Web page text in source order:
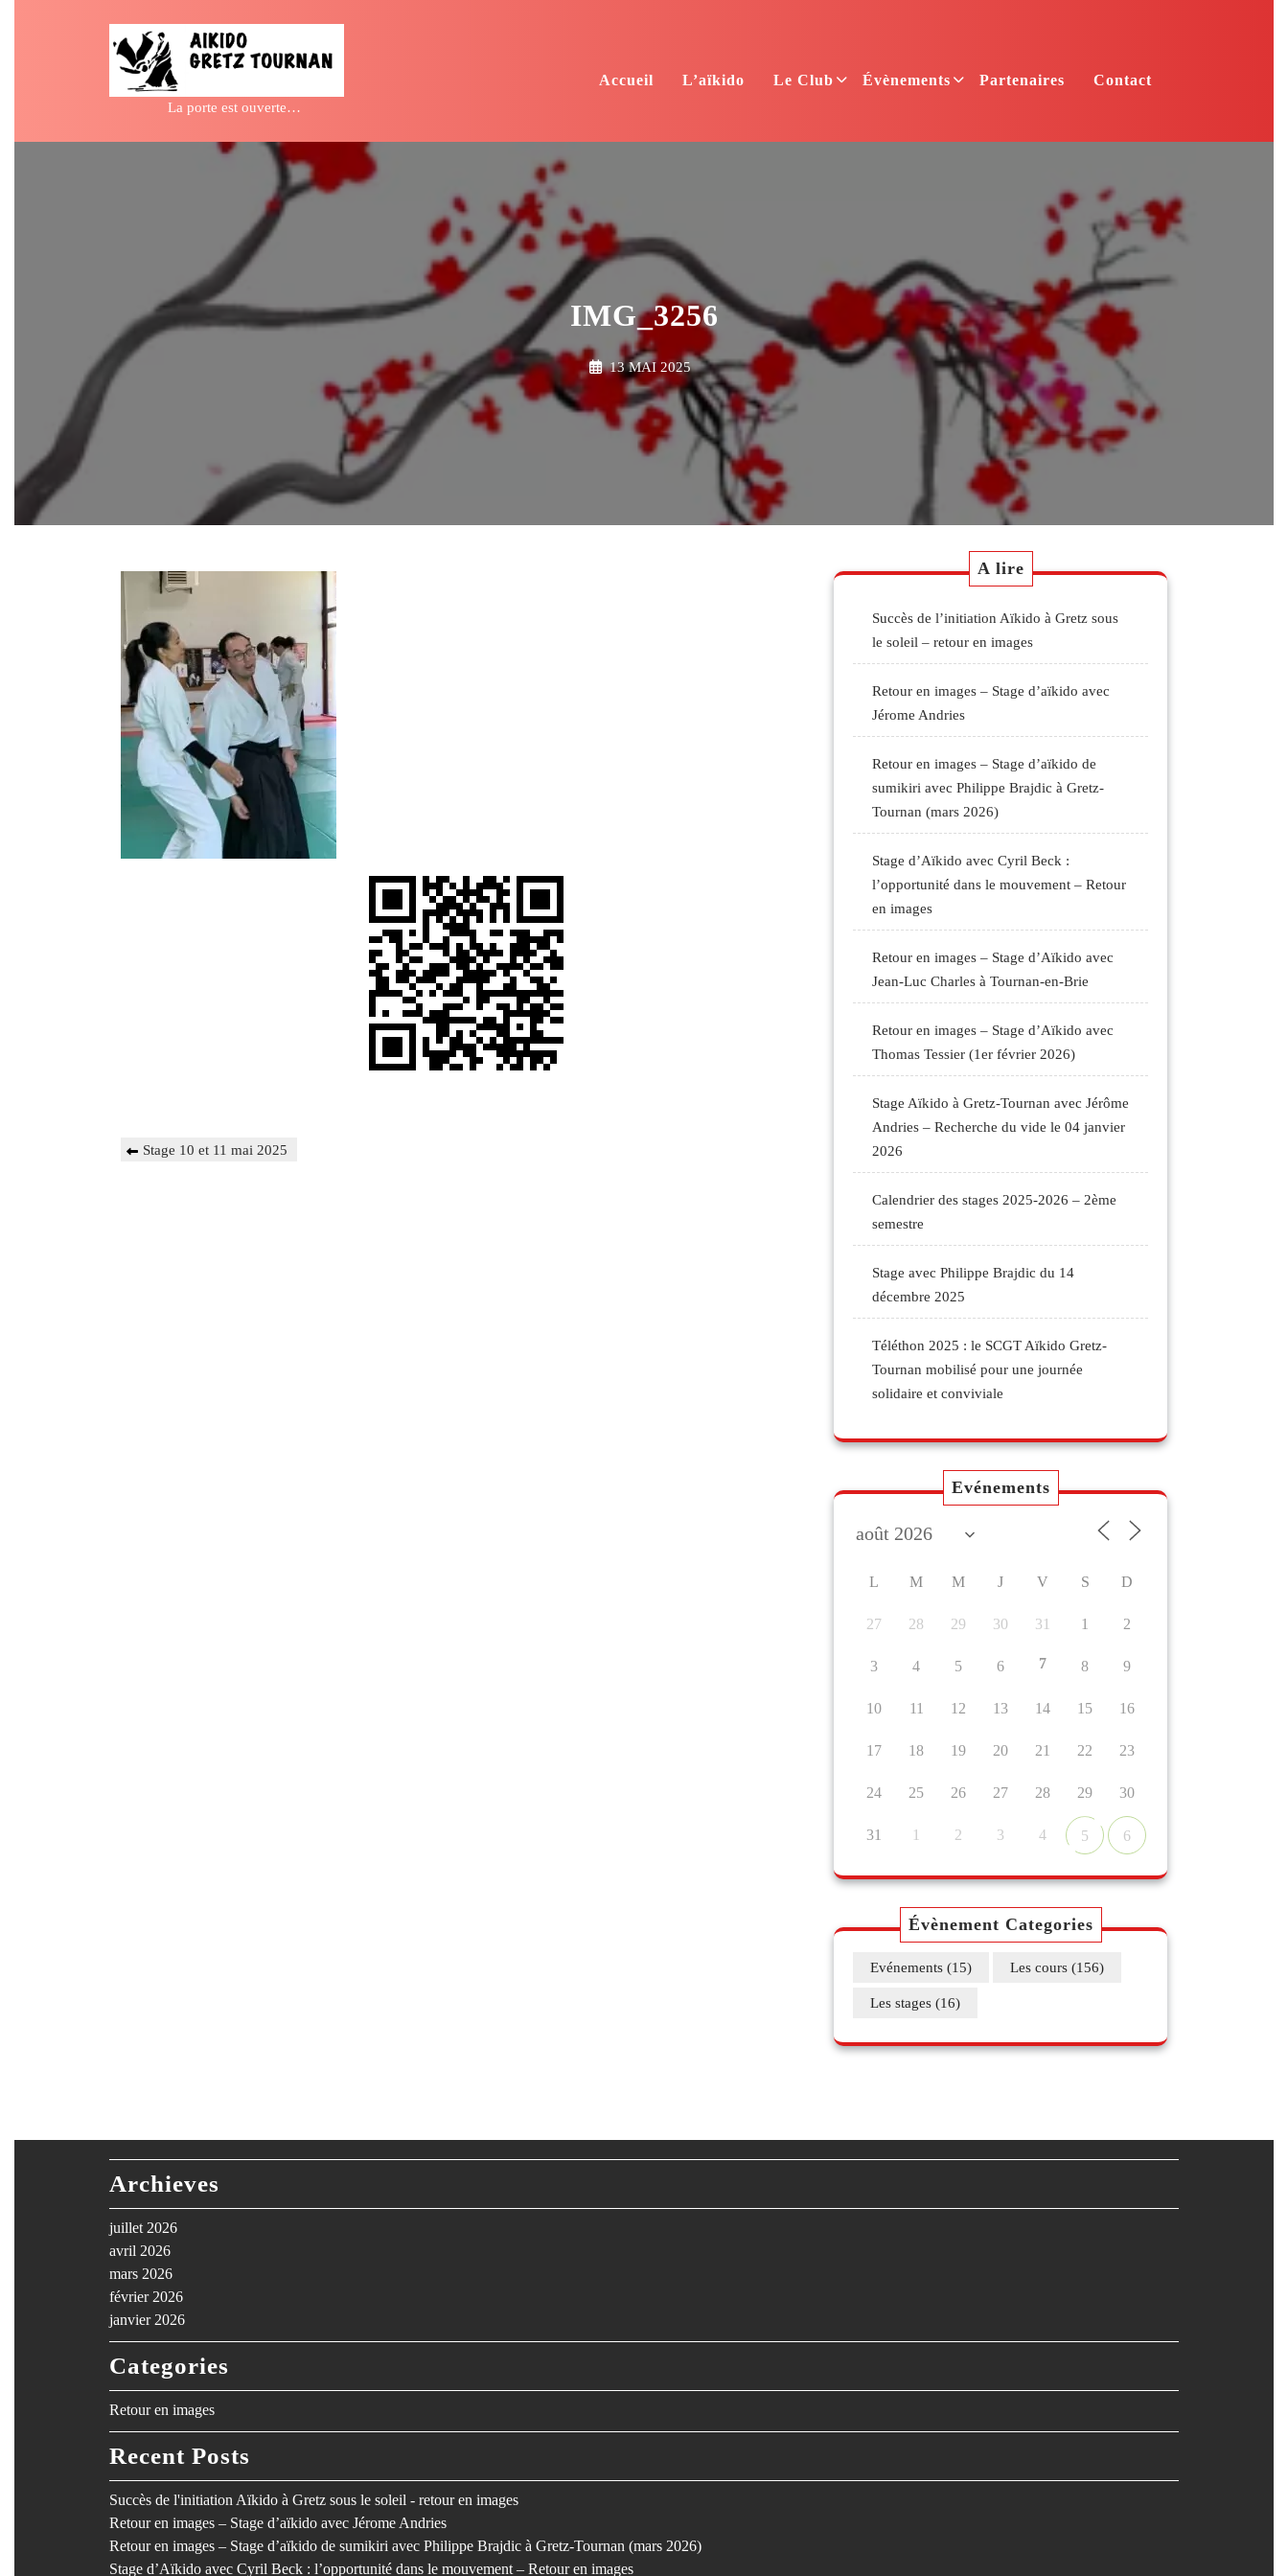
La porte est ouverte…
Accueil L’aïkido Le Club Évènements Partenaires Contact
IMG_3256
13 MAI 2025
Navigation
Previous
Stage 10 et 11 mai 2025
A lire
Succès de l’initiation Aïkido à Gretz sous
le soleil – retour en images
Retour en images – Stage d’aïkido avec
Jérome Andries
Retour en images – Stage d’aïkido de
sumikiri avec Philippe Brajdic à Gretz-
Tournan (mars 2026)
Stage d’Aïkido avec Cyril Beck :
l’opportunité dans le mouvement – Retour
en images
Retour en images – Stage d’Aïkido avec
Jean-Luc Charles à Tournan-en-Brie
Retour en images – Stage d’Aïkido avec
Thomas Tessier (1er février 2026)
Stage Aïkido à Gretz-Tournan avec Jérôme
Andries – Recherche du vide le 04 janvier
2026
Calendrier des stages 2025-2026 – 2ème
semestre
Stage avec Philippe Brajdic du 14
décembre 2025
Téléthon 2025 : le SCGT Aïkido Gretz-
Tournan mobilisé pour une journée
solidaire et conviviale
Evénements
L M M J V S D
27 28 29 30 31 1 2
3 4 5 6 7 8 9
10 11 12 13 14 15 16
17 18 19 20 21 22 23
24 25 26 27 28 29 30
31 1 2 3 4 5 6
Évènement Categories
Evénements (15) Les cours (156)
Les stages (16)
Archieves
juillet 2026
avril 2026
mars 2026
février 2026
janvier 2026
Categories
Retour en images
Recent Posts
Succès de l'initiation Aïkido à Gretz sous le soleil - retour en images
Retour en images – Stage d’aïkido avec Jérome Andries
Retour en images – Stage d’aïkido de sumikiri avec Philippe Brajdic à Gretz-Tournan (mars 2026)
Stage d’Aïkido avec Cyril Beck : l’opportunité dans le mouvement – Retour en images